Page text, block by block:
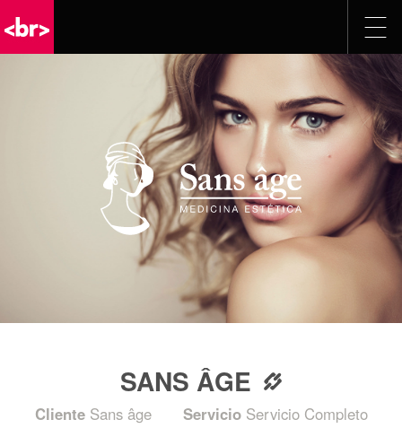
SANS ÂGE
Cliente Sans âge Servicio Servicio Completo